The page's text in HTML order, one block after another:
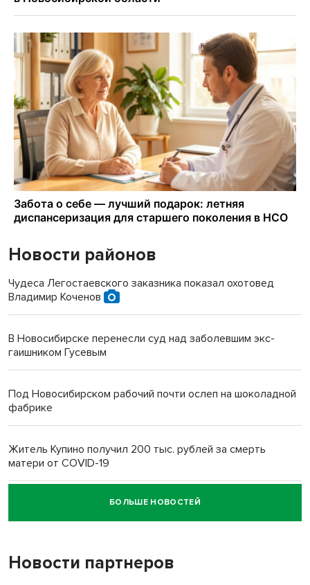
Новости районов
Чудеса Легостаевского заказника показал охотовед
Владимир Коченов
В Новосибирске перенесли суд над заболевшим экс-
гаишником Гусевым
Под Новосибирском рабочий почти ослеп на шоколадной
фабрике
Житель Купино получил 200 тыс. рублей за смерть
матери от COVID-19
Новосибирский суд наказал водителя за смерть
пенсионерки на вокзале
БОЛЬШЕ НОВОСТЕЙ
Новости партнеров